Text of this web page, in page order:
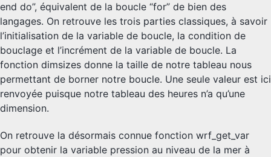
end do”, équivalent de la boucle “for” de bien des
langages. On retrouve les trois parties classiques, à savoir
l’initialisation de la variable de boucle, la condition de
bouclage et l’incrément de la variable de boucle. La
fonction dimsizes donne la taille de notre tableau nous
permettant de borner notre boucle. Une seule valeur est ici
renvoyée puisque notre tableau des heures n’a qu’une
dimension.
On retrouve la désormais connue fonction wrf_get_var
pour obtenir la variable pression au niveau de la mer à